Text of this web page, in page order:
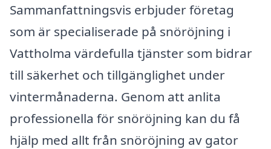
Sammanfattningsvis erbjuder företag
som är specialiserade på snöröjning i
Vattholma värdefulla tjänster som bidrar
till säkerhet och tillgänglighet under
vintermånaderna. Genom att anlita
professionella för snöröjning kan du få
hjälp med allt från snöröjning av gator